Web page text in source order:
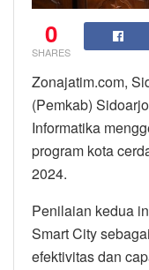
0
SHARES
Zonajatim.com,
(Pemkab)
Informatika
program kota
2024.
Penilaian kedua
Smart City
efektivitas dan